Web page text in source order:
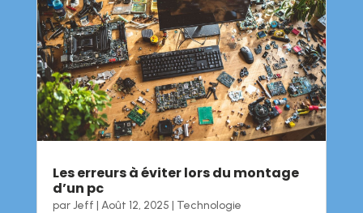
Les erreurs à éviter lors du montage
d’un pc
parJeff | Août 12, 2025 | Technologie